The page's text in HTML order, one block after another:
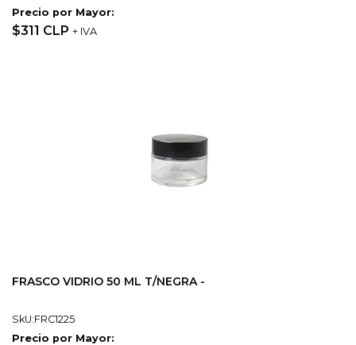
Precio por Mayor:
$311 CLP + IVA
FRASCO VIDRIO 50 ML T/NEGRA -
SkU:FRC1225
Precio por Mayor: